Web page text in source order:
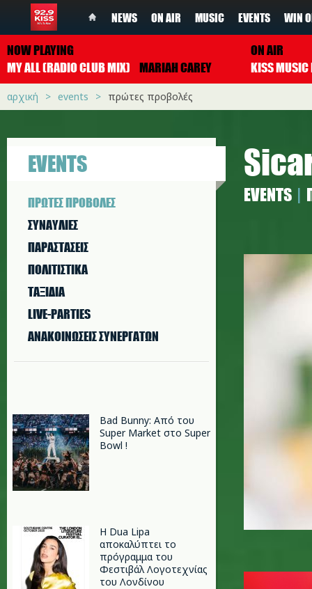
NEWS ON AIR MUSIC EVENTS WIN
NOW PLAYING
MY ALL (RADIO CLUB MIX)
MARIAH CAREY
ON AIR
αρχική events πρώτες προβολές
EVENTS
ΠΡΩΤΕΣ ΠΡΟΒΟΛΕΣ
ΣΥΝΑΥΛΙΕΣ
ΠΑΡΑΣΤAΣΕΙΣ
ΠΟΛΙΤΙΣΤΙΚA
ΤΑΞΙΔΙΑ
LIVE-PARTIES
ΑΝΑΚΟΙΝΩΣΕΙΣ ΣΥΝΕΡΓΑΤΩΝ
Bad Bunny: Από του
Super Market στο Super
Bowl !
Η Dua Lipa
αποκαλύπτει το
πρόγραμμα του
Φεστιβάλ Λογοτεχνίας
του Λονδίνου
EVENTS